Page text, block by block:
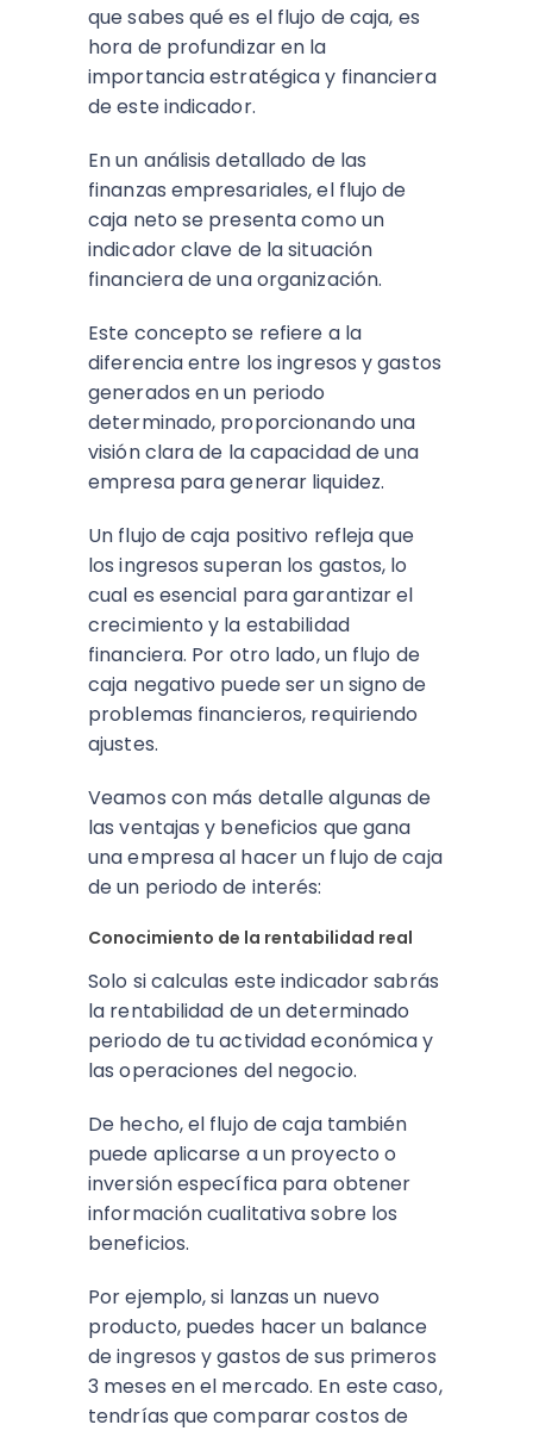
que sabes qué es el flujo de caja, es
hora de profundizar en la
importancia estratégica y financiera
de este indicador.
En un análisis detallado de las
finanzas empresariales, el flujo de
caja neto se presenta como un
indicador clave de la situación
financiera de una organización.
Este concepto se refiere a la
diferencia entre los ingresos y gastos
generados en un periodo
determinado, proporcionando una
visión clara de la capacidad de una
empresa para generar liquidez.
Un flujo de caja positivo refleja que
los ingresos superan los gastos, lo
cual es esencial para garantizar el
crecimiento y la estabilidad
financiera. Por otro lado, un flujo de
caja negativo puede ser un signo de
problemas financieros, requiriendo
ajustes.
Veamos con más detalle algunas de
las ventajas y beneficios que gana
una empresa al hacer un flujo de caja
de un periodo de interés:
Conocimiento de la rentabilidad real
Solo si calculas este indicador sabrás
la rentabilidad de un determinado
periodo de tu actividad económica y
las operaciones del negocio.
De hecho, el flujo de caja también
puede aplicarse a un proyecto o
inversión específica para obtener
información cualitativa sobre los
beneficios.
Por ejemplo, si lanzas un nuevo
producto, puedes hacer un balance
de ingresos y gastos de sus primeros
3 meses en el mercado. En este caso,
tendrías que comparar costos de